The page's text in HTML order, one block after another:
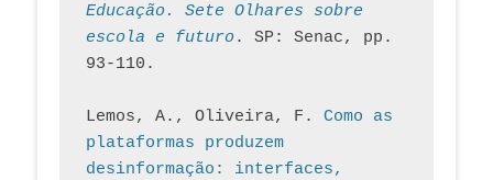
Educação. Sete Olhares sobre
escola e futuro. SP: Senac, pp.
93-110.
Lemos, A., Oliveira, F. Como as
plataformas produzem
desinformação: interfaces,